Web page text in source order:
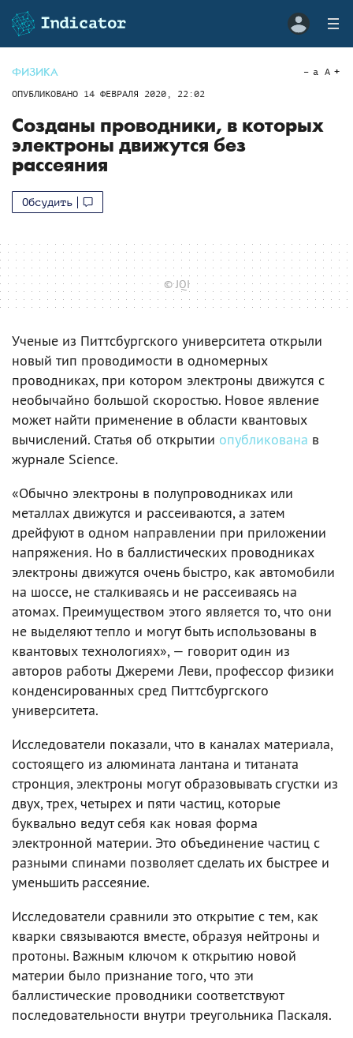
ФИЗИКА
ОПУБЛИКОВАНО 14 ФЕВРАЛЯ 2020, 22:02
a A
Созданы проводники, в которых
электроны движутся без
рассеяния
Обсудить
© JQI
Ученые из Питтсбургского университета открыли
новый тип проводимости в одномерных
проводниках, при котором электроны движутся с
необычайно большой скоростью. Новое явление
может найти применение в области квантовых
вычислений. Статья об открытии опубликована в
журнале Science.
«Обычно электроны в полупроводниках или
металлах движутся и рассеиваются, а затем
дрейфуют в одном направлении при приложении
напряжения. Но в баллистических проводниках
электроны движутся очень быстро, как автомобили
на шоссе, не сталкиваясь и не рассеиваясь на
атомах. Преимуществом этого является то, что они
не выделяют тепло и могут быть использованы в
квантовых технологиях», — говорит один из
авторов работы Джереми Леви, профессор физики
конденсированных сред Питтсбургского
университета.
Исследователи показали, что в каналах материала,
состоящего из алюмината лантана и титаната
стронция, электроны могут образовывать сгустки из
двух, трех, четырех и пяти частиц, которые
буквально ведут себя как новая форма
электронной материи. Это объединение частиц с
разными спинами позволяет сделать их быстрее и
уменьшить рассеяние.
Исследователи сравнили это открытие с тем, как
кварки связываются вместе, образуя нейтроны и
протоны. Важным ключом к открытию новой
материи было признание того, что эти
баллистические проводники соответствуют
последовательности внутри треугольника Паскаля.